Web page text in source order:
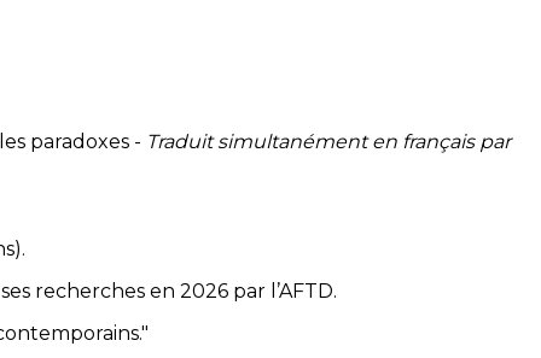
paradoxes - Traduit simultanément en français par
recherches en 2026 par l’AFTD.